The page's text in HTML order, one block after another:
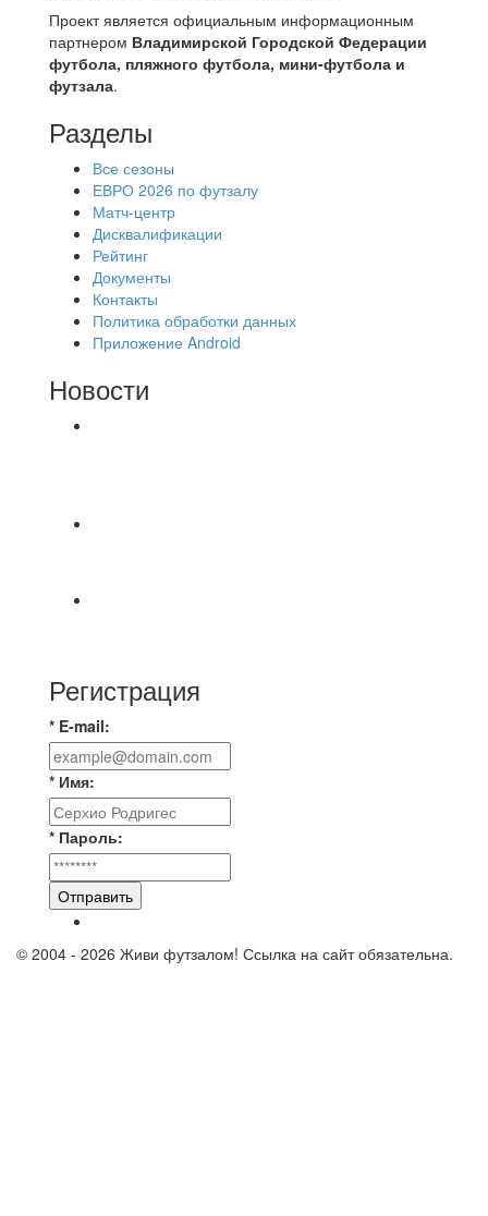
Проект является официальным информационным
партнером Владимирской Городской Федерации
футбола, пляжного футбола, мини-футбола и
футзала.
Разделы
Все сезоны
ЕВРО 2026 по футзалу
Матч-центр
Дисквалификации
Рейтинг
Документы
Контакты
Политика обработки данных
Приложение Android
Новости
Регистрация
* E-mail:
* Имя:
* Пароль:
Отправить
© 2004 - 2026 Живи футзалом! Ссылка на сайт обязательна.